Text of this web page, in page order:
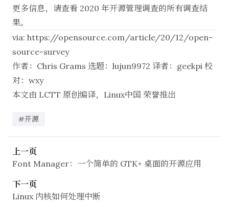
更多信息，请查看 2020 年开源管理调查的所有调查结
果。
via: https://opensource.com/article/20/12/open-
source-survey
作者： Chris Grams 选题： lujun9972 译者： geekpi 校
对： wxy
本文由 LCTT 原创编译， Linux中国 荣誉推出
#开源
上一页
Font Manager：一个简单的 GTK+ 桌面的开源应用
下一页
Linux 内核如何处理中断